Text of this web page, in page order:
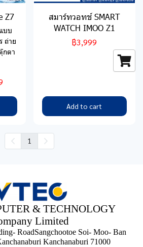
Z7
บบ
ถ่าย
กตา
สมาร์ทวอทช์ SMART
WATCH IMOO Z1
฿3,999
Add to cart
1
& TECHNOLOGY
Limited
RoadSangchootoe Soi- Moo- Ban
Kanchanaburi 71000